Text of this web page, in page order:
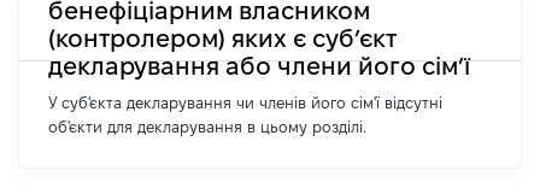
бенефіціарним власником
(контролером) яких є суб’єкт
декларування або члени його сім’ї
У суб'єкта декларування чи членів його сім'ї відсутні
об'єкти для декларування в цьому розділі.